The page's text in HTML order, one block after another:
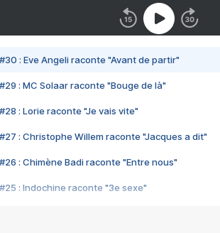
#30 : Eve Angeli raconte "Avant de partir"
#29 : MC Solaar raconte "Bouge de là"
#28 : Lorie raconte "Je vais vite"
#27 : Christophe Willem raconte "Jacques a dit"
#26 : Chimène Badi raconte "Entre nous"
#25 : Indochine raconte "3e sexe"